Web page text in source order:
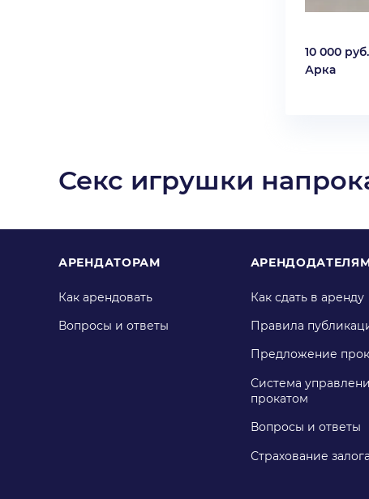
10 000 руб.
Арка
Секс игрушки
АРЕНДАТОРАМ
Как арендовать
Вопросы и ответы
Как сдать в аренду
Правила
Предложение
Система
прокатом
Вопросы и ответы
Страхование залога